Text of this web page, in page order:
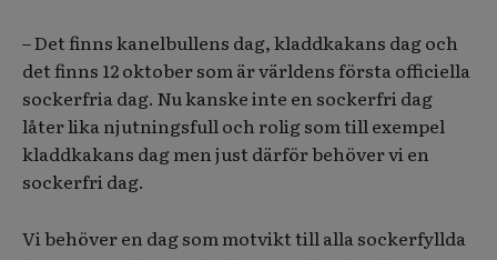
– Det finns kanelbullens dag, kladdkakans dag och
det finns 12 oktober som är världens första officiella
sockerfria dag. Nu kanske inte en sockerfri dag
låter lika njutningsfull och rolig som till exempel
kladdkakans dag men just därför behöver vi en
sockerfri dag.
Vi behöver en dag som motvikt till alla sockerfyllda